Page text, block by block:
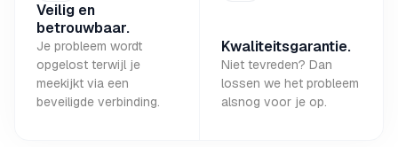
Veilig en
betrouwbaar.
Je probleem wordt
opgelost terwijl je
meekijkt via een
beveiligde verbinding.
Kwaliteitsgarantie.
Niet tevreden? Dan
lossen we het probleem
alsnog voor je op.